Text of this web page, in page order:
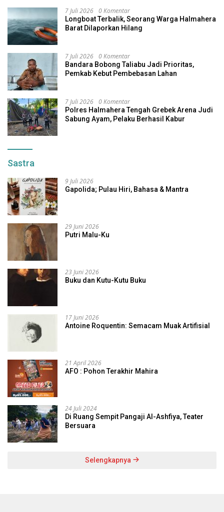
7 Juli 2026 0 Komentar
Longboat Terbalik, Seorang Warga Halmahera
Barat Dilaporkan Hilang
7 Juli 2026 0 Komentar
Bandara Bobong Taliabu Jadi Prioritas,
Pemkab Kebut Pembebasan Lahan
7 Juli 2026 0 Komentar
Polres Halmahera Tengah Grebek Arena Judi
Sabung Ayam, Pelaku Berhasil Kabur
Sastra
9 Juli 2026
Gapolida; Pulau Hiri, Bahasa & Mantra
29 Juni 2026
Putri Malu-Ku
23 Juni 2026
Buku dan Kutu-Kutu Buku
17 Juni 2026
Antoine Roquentin: Semacam Muak Artifisial
21 April 2026
AFO : Pohon Terakhir Mahira
24 Juli 2024
Di Ruang Sempit Pangaji Al-Ashfiya, Teater
Bersuara
Selengkapnya